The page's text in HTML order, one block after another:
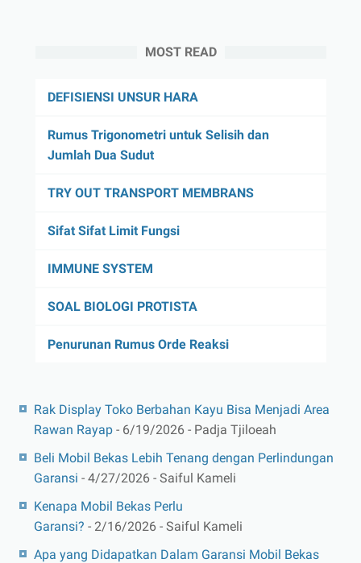
MOST READ
DEFISIENSI UNSUR HARA
Rumus Trigonometri untuk Selisih dan
Jumlah Dua Sudut
TRY OUT TRANSPORT MEMBRANS
Sifat Sifat Limit Fungsi
IMMUNE SYSTEM
SOAL BIOLOGI PROTISTA
Penurunan Rumus Orde Reaksi
Rak Display Toko Berbahan Kayu Bisa Menjadi Area
Rawan Rayap - 6/19/2026 - Padja Tjiloeah
Beli Mobil Bekas Lebih Tenang dengan Perlindungan
Garansi - 4/27/2026 - Saiful Kameli
Kenapa Mobil Bekas Perlu
Garansi? - 2/16/2026 - Saiful Kameli
Apa yang Didapatkan Dalam Garansi Mobil Bekas